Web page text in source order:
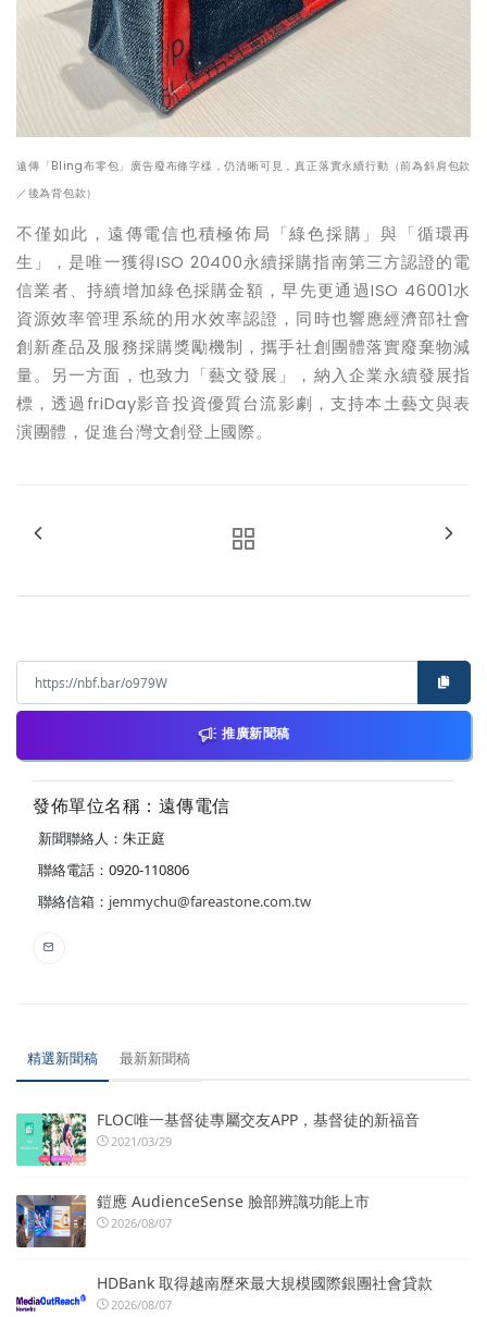
遠傳「Bling布零包」廣告廢布條字樣，仍清晰可見，真正落實永續行動（前為斜肩包款
／後為背包款）
不僅如此，遠傳電信也積極佈局「綠色採購」與「循環再
生」，是唯一獲得ISO 20400永續採購指南第三方認證的電
信業者、持續增加綠色採購金額，早先更通過ISO 46001水
資源效率管理系統的用水效率認證，同時也響應經濟部社會
創新產品及服務採購獎勵機制，攜手社創團體落實廢棄物減
量。另一方面，也致力「藝文發展」，納入企業永續發展指
標，透過friDay影音投資優質台流影劇，支持本土藝文與表
演團體，促進台灣文創登上國際。
推廣新聞稿
發佈單位名稱：遠傳電信
新聞聯絡人：朱正庭
聯絡電話：0920-110806
聯絡信箱： jemmychu@fareastone.com.tw
精選新聞稿 最新新聞稿
FLOC唯一基督徒專屬交友APP，基督徒的新福音
2021/03/29
鎧應 AudienceSense 臉部辨識功能上市
2026/08/07
HDBank 取得越南歷來最大規模國際銀團社會貸款
2026/08/07